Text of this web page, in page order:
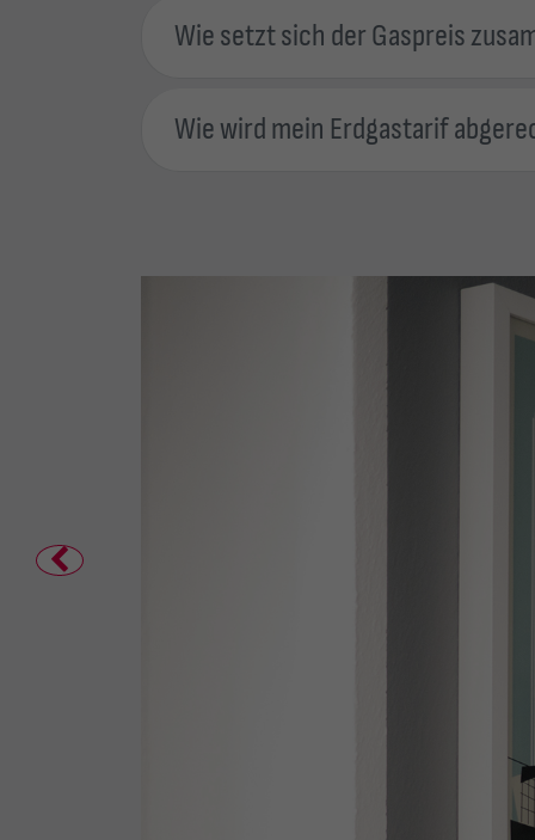
Wie setzt sich der Gaspreis
Wie wird mein Erdgastarif